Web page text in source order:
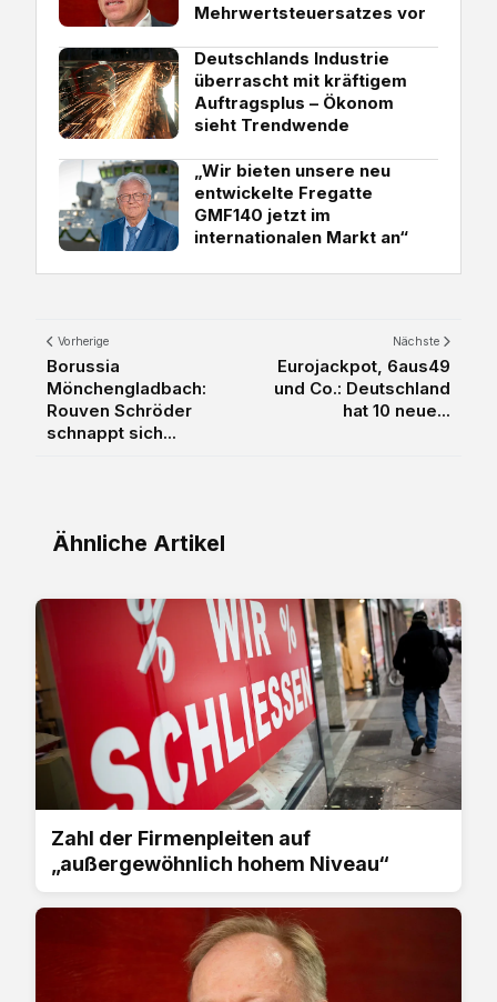
Mehrwertsteuersatzes vor
Deutschlands Industrie
überrascht mit kräftigem
Auftragsplus – Ökonom
sieht Trendwende
„Wir bieten unsere neu
entwickelte Fregatte
GMF140 jetzt im
internationalen Markt an“
Vorherige
Borussia
Mönchengladbach:
Rouven Schröder
schnappt sich...
Nächste
Eurojackpot, 6aus49
und Co.: Deutschland
hat 10 neue...
Ähnliche Artikel
Zahl der Firmenpleiten auf
„außergewöhnlich hohem Niveau“